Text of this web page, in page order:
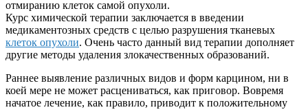
отмиранию клеток самой опухоли.
Курс химической терапии заключается в введении
медикаментозных средств с целью разрушения тканевых
клеток опухоли. Очень часто данный вид терапии дополняет
другие методы удаления злокачественных образований.
Раннее выявление различных видов и форм карцином, ни в
коей мере не может расцениваться, как приговор. Вовремя
начатое лечение, как правило, приводит к положительному